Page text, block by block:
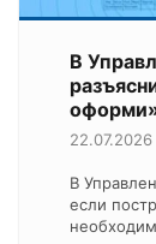
В
22.07.2026
В
если